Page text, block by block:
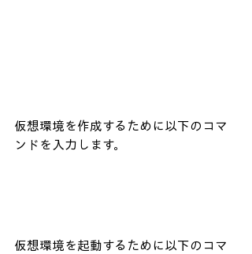
仮想環境を作成するために以下のコマ
ンドを入力します。
仮想環境を起動するために以下のコマ